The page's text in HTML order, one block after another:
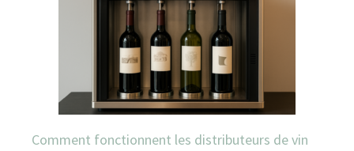
Comment fonctionnent les distributeurs de vin